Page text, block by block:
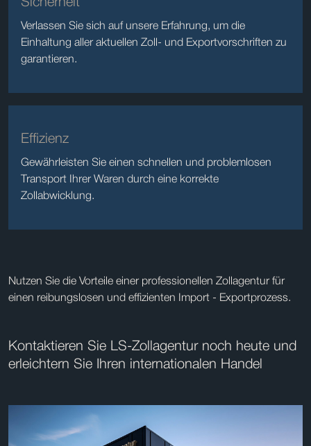
Sicherheit
Verlassen Sie sich auf unsere Erfahrung, um die
Einhaltung aller aktuellen Zoll- und Exportvorschriften zu
garantieren.
Effizienz
Gewährleisten Sie einen schnellen und problemlosen
Transport Ihrer Waren durch eine korrekte
Zollabwicklung.
Nutzen Sie die Vorteile einer professionellen Zollagentur für
einen reibungslosen und effizienten Import - Exportprozess.
Kontaktieren Sie LS-Zollagentur noch heute und
erleichtern Sie Ihren internationalen Handel